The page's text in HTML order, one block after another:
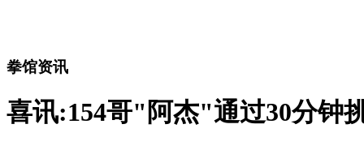
拳馆资讯
喜讯:154哥"阿杰"通过30分钟